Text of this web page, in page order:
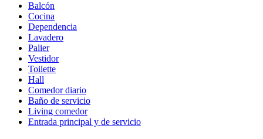
Balcón
Cocina
Dependencia
Lavadero
Palier
Vestidor
Toilette
Hall
Comedor diario
Baño de servicio
Living comedor
Entrada principal y de servicio